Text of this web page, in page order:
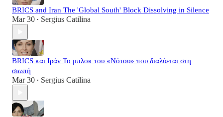
BRICS and Iran The 'Global South' Block Dissolving in Silence
Mar 30 • Sergius Catilina
BRICS και Ιράν Το μπλοκ του «Νότου» που διαλύεται στη
σιωπή
Mar 30 • Sergius Catilina